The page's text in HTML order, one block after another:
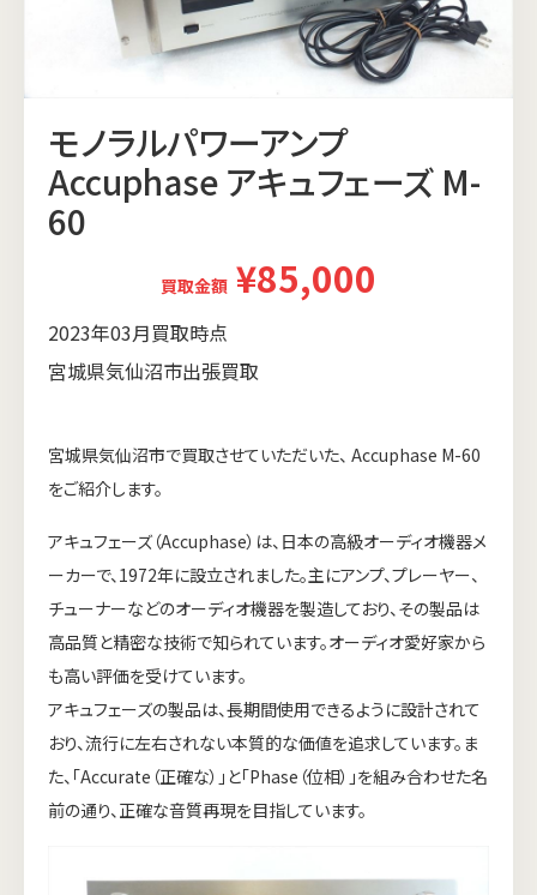
モノラルパワーアンプ
Accuphase アキュフェーズ M-
60
買取金額 ¥85,000
2023年03月買取時点
宮城県気仙沼市出張買取
宮城県気仙沼市で買取させていただいた、 Accuphase M-60
をご紹介します。
アキュフェーズ（Accuphase）は、日本の高級オーディオ機器メ
ーカーで、1972年に設立されました。主にアンプ、プレーヤー、
チューナーなどのオーディオ機器を製造しており、その製品は
高品質と精密な技術で知られています。オーディオ愛好家から
も高い評価を受けています。
アキュフェーズの製品は、長期間使用できるように設計されて
おり、流行に左右されない本質的な価値を追求しています。ま
た、「Accurate（正確な）」と「Phase（位相）」を組み合わせた名
前の通り、正確な音質再現を目指しています。